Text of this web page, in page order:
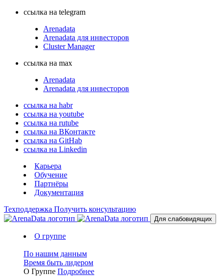
ссылка на telegram
Arenadata
Arenadata для инвесторов
Cluster Manager
ссылка на max
Arenadata
Arenadata для инвесторов
ссылка на habr
ссылка на youtube
ссылка на rutube
ссылка на ВКонтакте
ссылка на GitHab
ссылка на Linkedin
Карьера
Обучение
Партнёры
Документация
Техподдержка Получить консультацию
Для слабовидящих
О группе
По нашим данным
Время быть лидером
О Группе Подробнее